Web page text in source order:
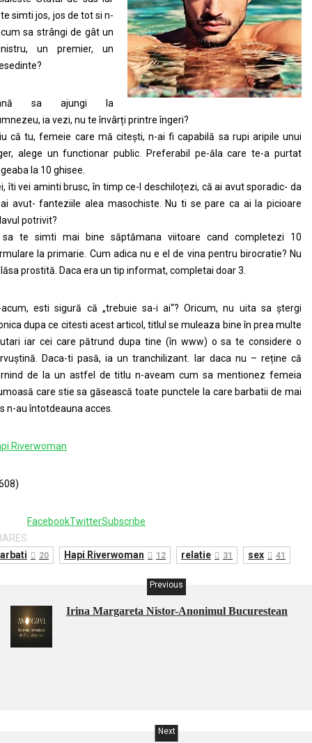
simti jos, jos de tot si n-
sa strângi de gât un
un premier, un
sa ajungi la
ia vezi, nu te învârți printre îngeri?
că tu, femeie care mă citești, n-ai fi capabilă sa rupi aripile unui
alege un functionar public. Preferabil pe-ăla care te-a purtat
la 10 ghisee.
îti vei aminti brusc, în timp ce-l deschiloțezi, că ai avut sporadic- da
avut- fanteziile alea masochiste. Nu ti se pare ca ai la picioare
potrivit?
te simti mai bine săptămana viitoare cand completezi 10
la primarie. Cum adica nu e el de vina pentru birocratie? Nu
prostită. Daca era un tip informat, completai doar 3.
acum, esti sigură că „trebuie sa-i ai“? Oricum, nu uita sa ștergi
dupa ce citesti acest articol, titlul se muleaza bine în prea multe
iar cei care pătrund dupa tine (în www) o sa te considere o
Daca-ti pasă, ia un tranchilizant. Iar daca nu – reține că
de la un astfel de titlu n-aveam cum sa mentionez femeia
care stie sa găsească toate punctele la care barbatii de mai
n-au întotdeauna acces.
FacebookTwitterSubscribe
20 Hapi Riverwoman 12 relatie 31 sex 41
Previous
Irina Margareta Nistor-Anonimul Bucurestean
Next